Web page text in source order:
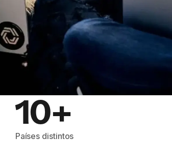
10+
Países distintos